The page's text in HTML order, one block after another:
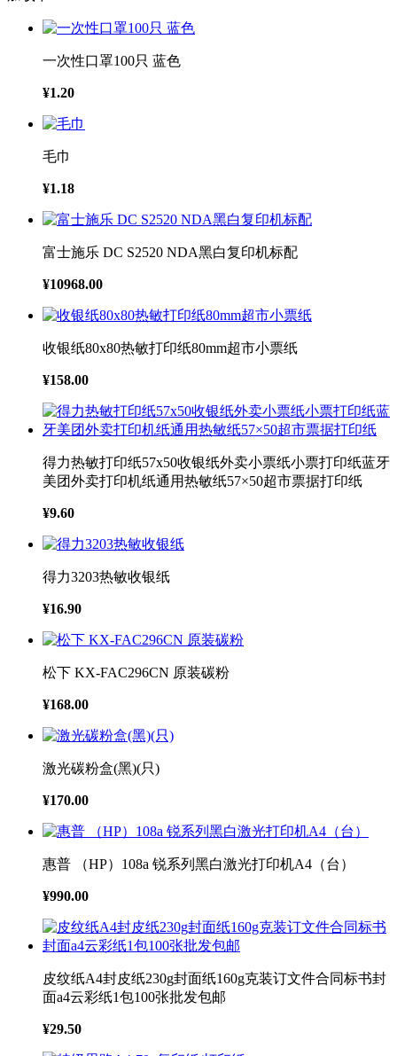
一次性口罩100只 蓝色
¥1.20
毛巾
¥1.18
富士施乐 DC S2520 NDA黑白复印机标配
¥10968.00
收银纸80x80热敏打印纸80mm超市小票纸
¥158.00
得力热敏打印纸57x50收银纸外卖小票纸小票打印纸蓝牙
美团外卖打印机纸通用热敏纸57×50超市票据打印纸
¥9.60
得力3203热敏收银纸
¥16.90
松下 KX-FAC296CN 原装碳粉
¥168.00
激光碳粉盒(黑)(只)
¥170.00
惠普 （HP）108a 锐系列黑白激光打印机A4（台）
¥990.00
皮纹纸A4封皮纸230g封面纸160g克装订文件合同标书封
面a4云彩纸1包100张批发包邮
¥29.50